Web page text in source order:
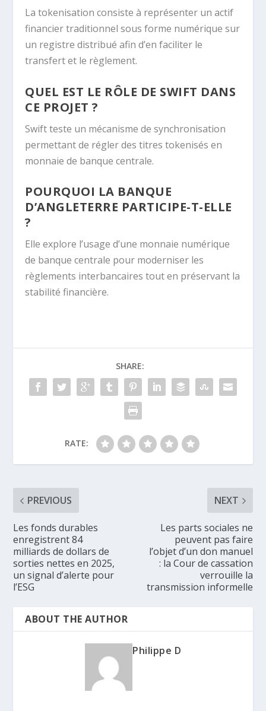
La tokenisation consiste à représenter un actif
financier traditionnel sous forme numérique sur
un registre distribué afin d’en faciliter le
transfert et le règlement.
QUEL EST LE RÔLE DE SWIFT DANS
CE PROJET ?
Swift teste un mécanisme de synchronisation
permettant de régler des titres tokenisés en
monnaie de banque centrale.
POURQUOI LA BANQUE
D’ANGLETERRE PARTICIPE-T-ELLE
?
Elle explore l’usage d’une monnaie numérique
de banque centrale pour moderniser les
règlements interbancaires tout en préservant la
stabilité financière.
SHARE:
RATE:
PREVIOUS
Les fonds durables
enregistrent 84
milliards de dollars de
sorties nettes en 2025,
un signal d’alerte pour
l’ESG
NEXT
Les parts sociales ne
peuvent pas faire
l’objet d’un don manuel
: la Cour de cassation
verrouille la
transmission informelle
ABOUT THE AUTHOR
Philippe D